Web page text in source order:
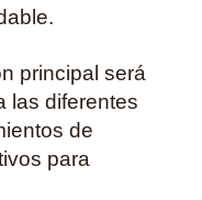
principal será
las diferentes
de
para